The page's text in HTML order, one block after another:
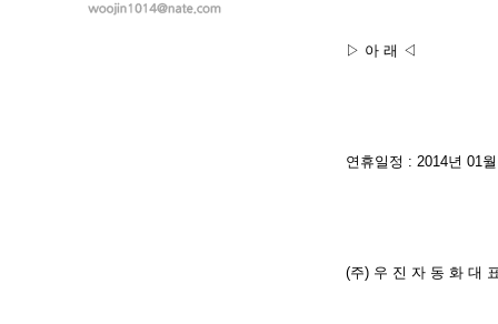
▷ 아 래 ◁
연휴일정 : 2014년 01
(주) 우 진 자 동 화 대